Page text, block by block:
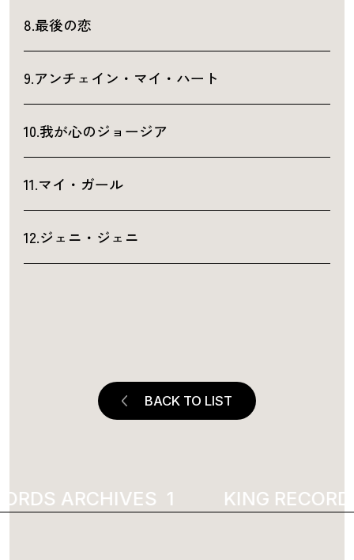
8.最後の恋
9.アンチェイン・マイ・ハート
10.我が心のジョージア
11.マイ・ガール
12.ジェニ・ジェニ
BACK TO LIST
ARCHIVES 1925 KING